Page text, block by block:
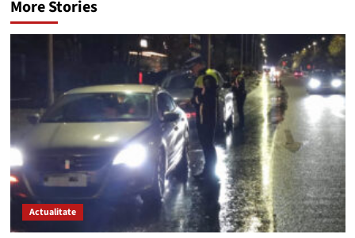
More Stories
Actualitate